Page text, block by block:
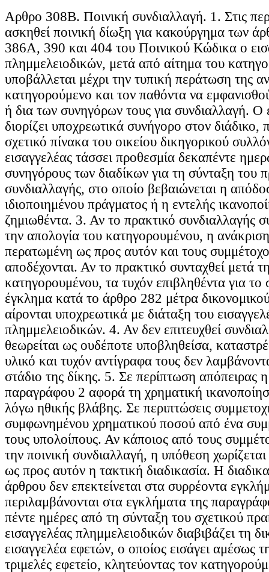
Αρθρο 308Β. Ποινική συνδιαλλαγή. 1. Στις
ασκηθεί ποινική δίωξη για κακούργημα των
386Α, 390 και 404 του Ποινικού Κώδικα ο
πλημμελειοδικών, μετά από αίτημα του
υποβάλλεται μέχρι την τυπική περάτωση της
κατηγορούμενο και τον παθόντα να
ή δια των συνηγόρων τους για συνδιαλλαγή. Ο
διορίζει υποχρεωτικά συνήγορο στον διάδικο,
σχετικό πίνακα του οικείου δικηγορικού
εισαγγελέας τάσσει προθεσμία δεκαπέντε
συνηγόρους των διαδίκων για τη σύνταξη του
συνδιαλλαγής, στο οποίο βεβαιώνεται η
ιδιοποιημένου πράγματος ή η εντελής
ζημιωθέντα. 3. Αν το πρακτικό συνδιαλλαγής
την απολογία του κατηγορουμένου, η
περατωμένη ως προς αυτόν και τους
αποδέχονται. Αν το πρακτικό συνταχθεί μετά
κατηγορουμένου, τα τυχόν επιβληθέντα για το
έγκλημα κατά το άρθρο 282 μέτρα
αίρονται υποχρεωτικά με διάταξη του
πλημμελειοδικών. 4. Αν δεν επιτευχθεί
θεωρείται ως ουδέποτε υποβληθείσα,
υλικό και τυχόν αντίγραφα τους δεν
στάδιο της δίκης. 5. Σε περίπτωση απόπειρας
παραγράφου 2 αφορά τη χρηματική
λόγω ηθικής βλάβης. Σε περιπτώσεις
συμφωνημένου χρηματικού ποσού από ένα
τους υπολοίπους. Αν κάποιος από τους
την ποινική συνδιαλλαγή, η υπόθεση χωρίζεται
ως προς αυτόν η τακτική διαδικασία. Η
άρθρου δεν επεκτείνεται στα συρρέοντα
περιλαμβάνονται στα εγκλήματα της
πέντε ημέρες από τη σύνταξη του σχετικού
εισαγγελέας πλημμελειοδικών διαβιβάζει τη
εισαγγελέα εφετών, ο οποίος εισάγει αμέσως
τριμελές εφετείο, κλητεύοντας τον